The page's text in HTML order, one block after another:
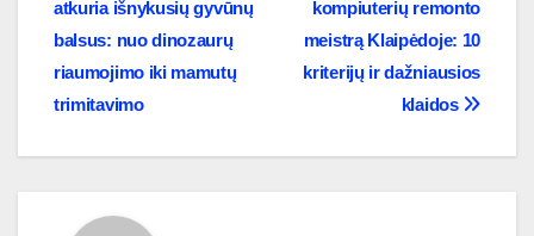
tarp
įrašų
kompiuterių remonto
meistrą Klaipėdoje: 10
kriterijų ir dažniausios
klaidos
atkuria išnykusių gyvūnų
balsus: nuo dinozaurų
riaumojimo iki mamutų
trimitavimo